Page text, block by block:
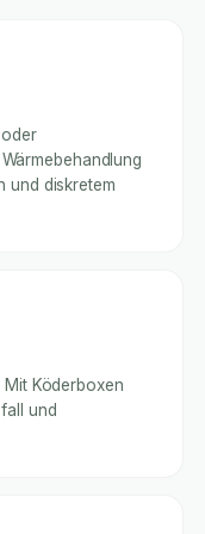
oder
und diskretem
Mit Köderboxen
und